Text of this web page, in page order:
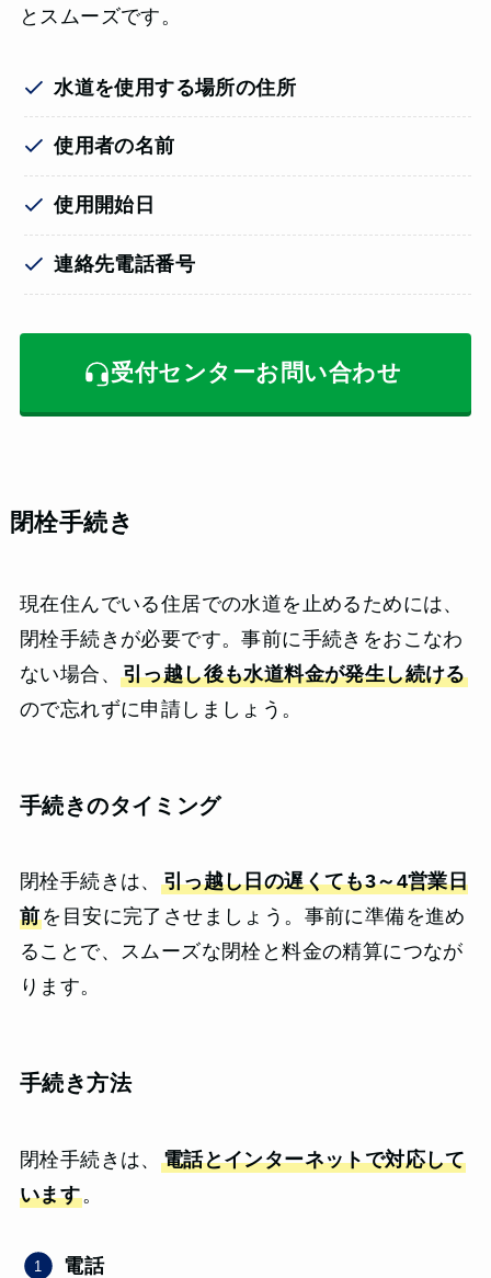
とスムーズです。
水道を使用する場所の住所
使用者の名前
使用開始日
連絡先電話番号
受付センターお問い合わせ
閉栓手続き
現在住んでいる住居での水道を止めるためには、
閉栓手続きが必要です。事前に手続きをおこなわ
ない場合、 引っ越し後も水道料金が発生し続ける
ので忘れずに申請しましょう。
手続きのタイミング
閉栓手続きは、 引っ越し日の遅くても3～4営業日
前を目安に完了させましょう。事前に準備を進め
ることで、スムーズな閉栓と料金の精算につなが
ります。
手続き方法
閉栓手続きは、 電話とインターネットで対応して
います。
電話